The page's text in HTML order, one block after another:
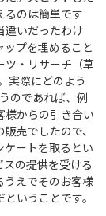
るのは簡単です
違いだったわけ
プを埋めること
ツ・リサーチ（草
実際にどのよう
のであれば、例
様からの引き合い
売でしたので、
ケートを取るとい
の提供を受ける
うえでそのお客様
いうことです。